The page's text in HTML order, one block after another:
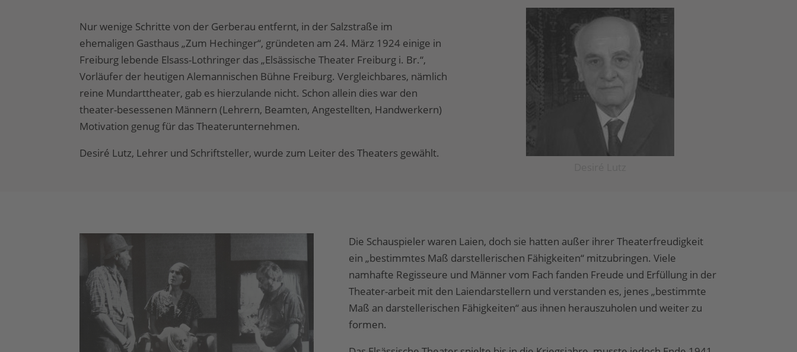
Nur wenige Schritte von der Gerberau entfernt, in der Salzstraße im
ehemaligen Gasthaus „Zum Hechinger“, gründeten am 24. März 1924 einige in
Freiburg lebende Elsass-Lothringer das „Elsässische Theater Freiburg i. Br.“,
Vorläufer der heutigen Alemannischen Bühne Freiburg. Vergleichbares, nämlich
reine Mundarttheater, gab es hierzulande nicht. Schon allein dies war den
theater-besessenen Männern (Lehrern, Beamten, Angestellten, Handwerkern)
Motivation genug für das Theaterunternehmen.
Desiré Lutz, Lehrer und Schriftsteller, wurde zum Leiter des Theaters gewählt.
Die Schauspieler waren Laien, doch sie hatten außer ihrer Theaterfreudigkeit
ein „bestimmtes Maß darstellerischen Fähigkeiten“ mitzubringen. Viele
namhafte Regisseure und Männer vom Fach fanden Freude und Erfüllung in der
Theater-arbeit mit den Laiendarstellern und verstanden es, jenes „bestimmte
Maß an darstellerischen Fähigkeiten“ aus ihnen herauszuholen und weiter zu
formen.